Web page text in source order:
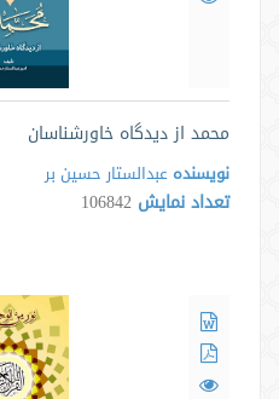
محمد از دیدگاه خاورشناسان
نویسنده عبدالستار حسین بر
تعداد نمایش 106842